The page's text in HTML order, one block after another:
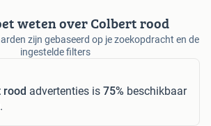
weten over Colbert rood
zijn gebaseerd op je zoekopdracht en de
ingestelde filters
rood advertenties is 75% beschikbaar